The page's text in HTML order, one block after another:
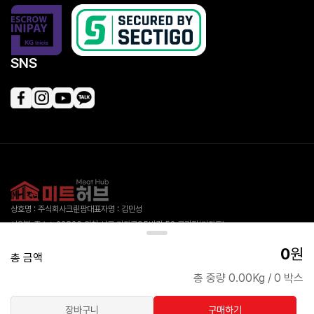
총 금액 0원
총 중량 0.00Kg / 0 박스
장바구니 구매하기
SNS
상호명 : 주식회사크린팜대표자명 : 김민성
사업자 주소 : 22826 인천 서구 가좌로95번길 52 크린팜(가좌동)
통신판매업 신고번호 제2019-인천서구-1978호